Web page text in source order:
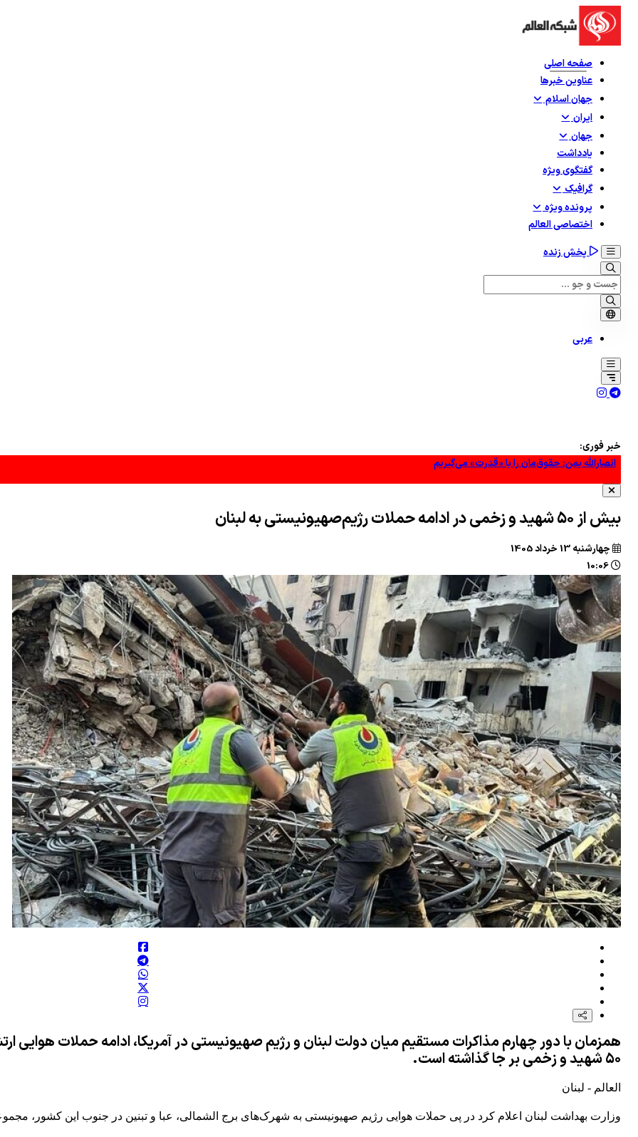
صفحه اصلی
عناوین خبرها
جهان اسلام
ایران
جهان
یادداشت
گفتگوی ویژه
گرافيک
پرونده ویژه
اختصاصی العالم
پخش زنده
عربی
خبر فوری:
سپاه: اعتراف رسانه‌های خارجی به شکست ترامپ حاصل مجاهدت رسانه‌های انقلابی است
سی‌ان‌ان: ارتش آمریکا در پی راهی برای خروج از جنگ با ایران است
بقائی: پیش از آنکه کسی بتواند ادعای غنائم جنگی کند، ابتدا باید در جنگ پیروز شده باشد
بیانیه نیروهای مسلح یمن در پاسخ به تجاوزات آل سعود/ تاکید بر اجرای معادلات «محاصره در برابر محاصره» و «هدف قرار دادن تجمع نیروهای متخاصم
گسترش «خطوط زرد»: آیا آتش‌بس ۱۴ روزه در غزه موفق خواهد شد؟
بیانیه مهم مقاومت اسلامی عراق درباره پاسخ به آمریکا و عربستان
سردرگمی تل‌آویو در برابر توافق و افزایش ترس از امتیازدهی آمریکا! +فیلم
کارشناس نظامی یمنی: عملیات یمن، طرح گسترده عربستان را خنثی کرد +فیلم
بیش از ۵۰ شهید و زخمی در ادامه‌ حملات‌ رژیم‌صهیونیستی‌ به‌ لبنان
چهارشنبه 13 خرداد 1405
همزمان با دور چهارم مذاکرات مستقیم میان دولت لبنان و رژیم صهیونیستی در آمریکا، ادامه حملات هوایی
۵۰ شهید و زخمی بر جا گذاشته است.
العالم - لبنان
وزارت بهداشت لبنان اعلام کرد در پی حملات هوایی رژیم صهیونیستی به شهرک‌های برج الشمالی، عبا و تبنین در جنوب این کشور، مجموعاً پنج نفر به شهادت